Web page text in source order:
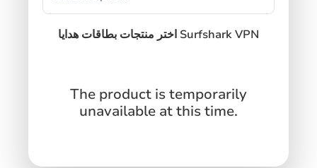
اختر منتجات بطاقات هدايا Surfshark VPN
The product is temporarily
unavailable at this time.